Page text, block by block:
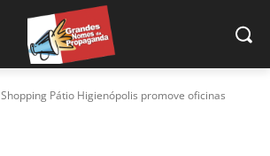
Shopping Pátio Higienópolis promove oficinas